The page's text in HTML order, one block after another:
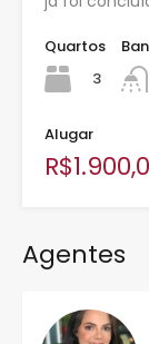
Quartos
3
Alugar
Agentes